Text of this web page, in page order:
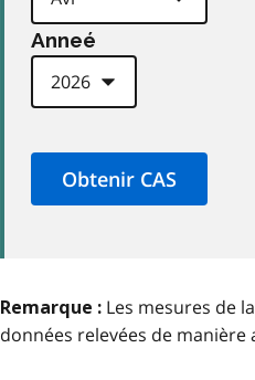
Anneé
Remarque : Les mesures de
données relevées de